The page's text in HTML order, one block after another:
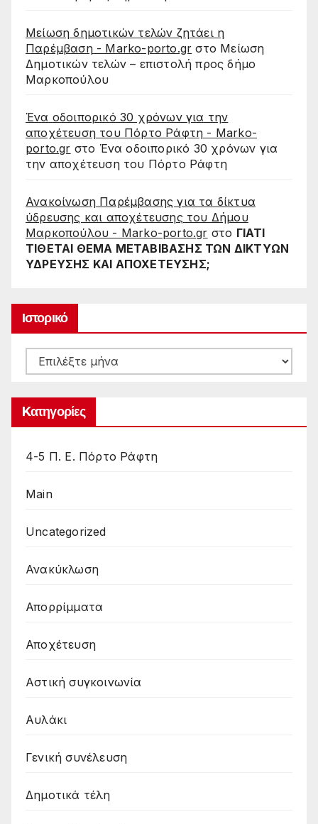
Μείωση δημοτικών τελών ζητάει η
Παρέμβαση - Marko-porto.gr στο Μείωση
Δημοτικών τελών – επιστολή προς δήμο
Μαρκοπούλου
Ένα οδοιπορικό 30 χρόνων για την
αποχέτευση του Πόρτο Ράφτη - Marko-
porto.gr στο Ένα οδοιπορικό 30 χρόνων για
την αποχέτευση του Πόρτο Ράφτη
Ανακοίνωση Παρέμβασης για τα δίκτυα
ύδρευσης και αποχέτευσης του Δήμου
Μαρκοπούλου - Marko-porto.gr στο ΓΙΑΤΙ
ΤΙΘΕΤΑΙ ΘΕΜΑ ΜΕΤΑΒΙΒΑΣΗΣ ΤΩΝ ΔΙΚΤΥΩΝ
ΥΔΡΕΥΣΗΣ ΚΑΙ ΑΠΟΧΕΤΕΥΣΗΣ;
Ιστορικό
Ιστορικό
Kατηγορίες
4-5 Π. Ε. Πόρτο Ράφτη
Main
Uncategorized
Ανακύκλωση
Απορρίμματα
Αποχέτευση
Αστική συγκοινωνία
Αυλάκι
Γενική συνέλευση
Δημοτικά τέλη